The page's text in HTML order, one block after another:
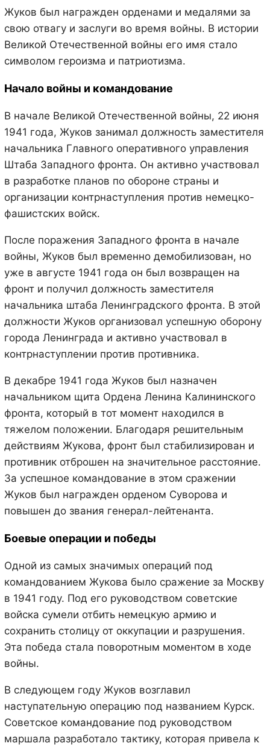
Жуков был награжден орденами и медалями за
свою отвагу и заслуги во время войны. В истории
Великой Отечественной войны его имя стало
символом героизма и патриотизма.
Начало войны и командование
В начале Великой Отечественной войны, 22 июня
1941 года, Жуков занимал должность заместителя
начальника Главного оперативного управления
Штаба Западного фронта. Он активно участвовал
в разработке планов по обороне страны и
организации контрнаступления против немецко-
фашистских войск.
После поражения Западного фронта в начале
войны, Жуков был временно демобилизован, но
уже в августе 1941 года он был возвращен на
фронт и получил должность заместителя
начальника штаба Ленинградского фронта. В этой
должности Жуков организовал успешную оборону
города Ленинграда и активно участвовал в
контрнаступлении против противника.
В декабре 1941 года Жуков был назначен
начальником щита Ордена Ленина Калининского
фронта, который в тот момент находился в
тяжелом положении. Благодаря решительным
действиям Жукова, фронт был стабилизирован и
противник отброшен на значительное расстояние.
За успешное командование в этом сражении
Жуков был награжден орденом Суворова и
повышен до звания генерал-лейтенанта.
Боевые операции и победы
Одной из самых значимых операций под
командованием Жукова было сражение за Москву
в 1941 году. Под его руководством советские
войска сумели отбить немецкую армию и
сохранить столицу от оккупации и разрушения.
Эта победа стала поворотным моментом в ходе
войны.
В следующем году Жуков возглавил
наступательную операцию под названием Курск.
Советское командование под руководством
маршала разработало тактику, которая привела к